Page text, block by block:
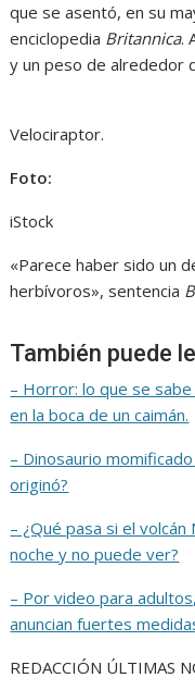
que se asentó, en su
enciclopedia Britannica.
y un peso de alrededor
Velociraptor.
Foto:
iStock
«Parece haber sido un
herbívoros», sentencia
También puede
– Horror: lo que se
en la boca de un caimán.
– Dinosaurio
originó?
– ¿Qué pasa si el
noche y no puede ver?
– Por video para
anuncian fuertes
REDACCIÓN ÚLTIMAS